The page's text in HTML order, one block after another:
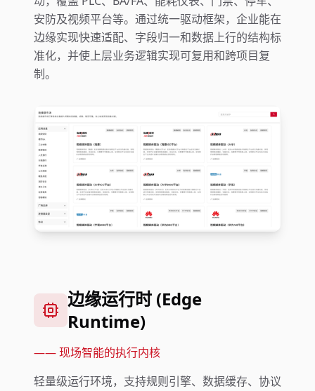
安防及视频平台等。通过统一驱动框架，企业能在
边缘实现快速适配、字段归一和数据上行的结构标
准化，并使上层业务逻辑实现可复用和跨项目复
制。
边缘运行时 (Edge
Runtime)
——现场智能的执行内核
轻量级运行环境，支持规则引擎、数据缓存、协议